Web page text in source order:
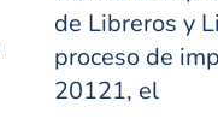
de Libreros y
proceso de
20121, el